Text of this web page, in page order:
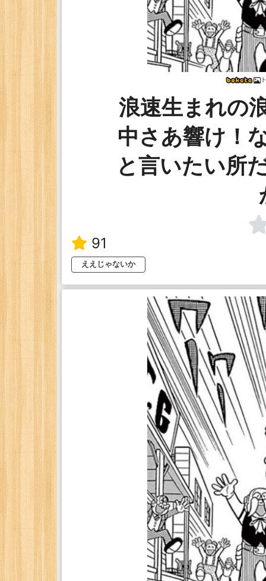
浪速生まれの
中さあ響け！
と言いたい所
91
ええじゃないか